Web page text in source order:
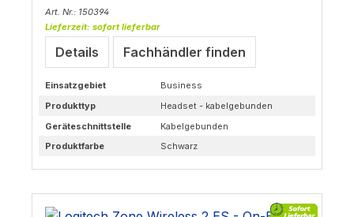
Art. Nr.: 150394
Lieferzeit: sofort lieferbar
Details Fachhändler finden
Einsatzgebiet
Business
Produkttyp
Headset - kabelgebunden
Geräteschnittstelle
Kabelgebunden
Produktfarbe
Schwarz